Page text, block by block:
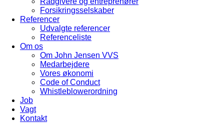
Forsikringsselskaber
Referencer
Udvalgte referencer
Referenceliste
Om os
Om John Jensen VVS
Medarbejdere
Vores økonomi
Code of Conduct
Whistleblowerordning
Job
Vagt
Kontakt